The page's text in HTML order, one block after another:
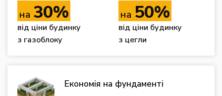
на 30%
від ціни будинку
з газоблоку
на 50%
від ціни будинку
з цегли
Економія на фундаменті